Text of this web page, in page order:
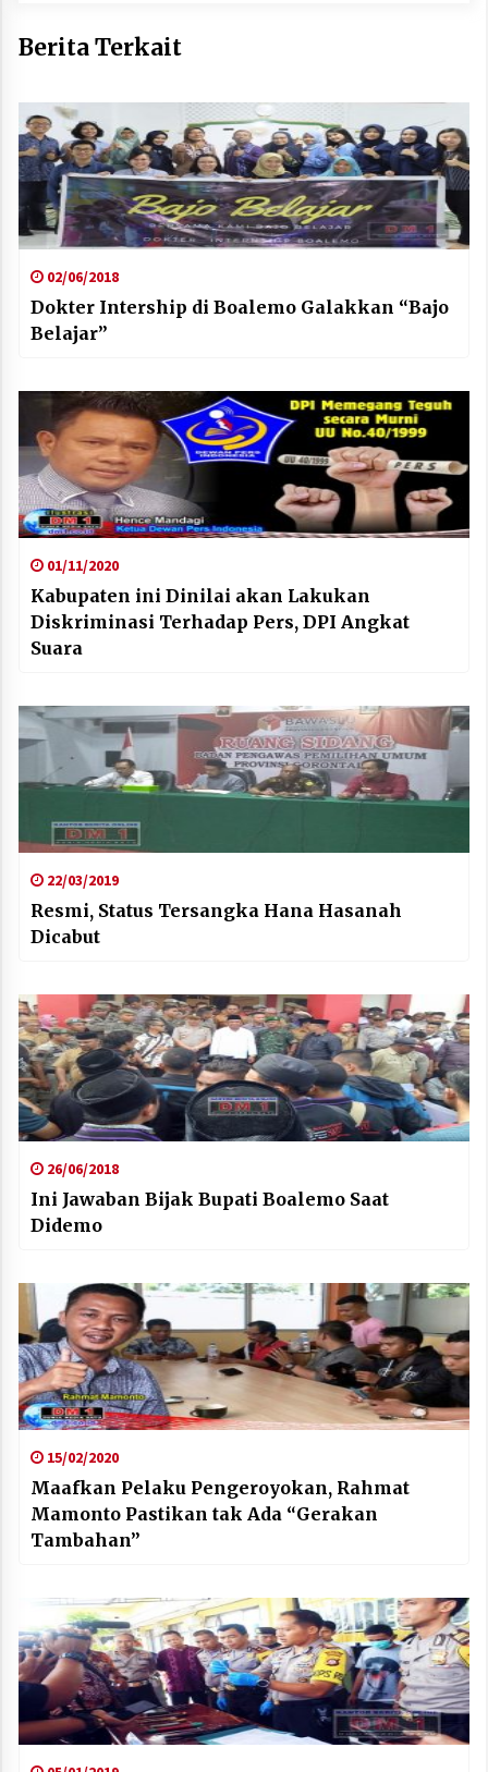
Berita Terkait
02/06/2018
Dokter Intership di Boalemo Galakkan “Bajo
Belajar”
01/11/2020
Kabupaten ini Dinilai akan Lakukan
Diskriminasi Terhadap Pers, DPI Angkat
Suara
22/03/2019
Resmi, Status Tersangka Hana Hasanah
Dicabut
26/06/2018
Ini Jawaban Bijak Bupati Boalemo Saat
Didemo
15/02/2020
Maafkan Pelaku Pengeroyokan, Rahmat
Mamonto Pastikan tak Ada “Gerakan
Tambahan”